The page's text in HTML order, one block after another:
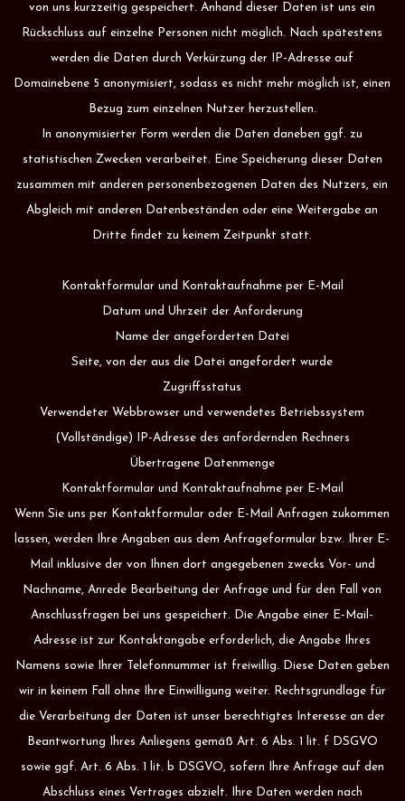
von uns kurzzeitig gespeichert. Anhand dieser Daten ist uns ein
Rückschluss auf einzelne Personen nicht möglich. Nach spätestens
werden die Daten durch Verkürzung der IP-Adresse auf
Domainebene 5 anonymisiert, sodass es nicht mehr möglich ist, einen
Bezug zum einzelnen Nutzer herzustellen.
In anonymisierter Form werden die Daten daneben ggf. zu
statistischen Zwecken verarbeitet. Eine Speicherung dieser Daten
zusammen mit anderen personenbezogenen Daten des Nutzers, ein
Abgleich mit anderen Datenbeständen oder eine Weitergabe an
Dritte findet zu keinem Zeitpunkt statt.
Kontaktformular und Kontaktaufnahme per E-Mail
Datum und Uhrzeit der Anforderung
Name der angeforderten Datei
Seite, von der aus die Datei angefordert wurde
Zugriffsstatus
Verwendeter Webbrowser und verwendetes Betriebssystem
(Vollständige) IP-Adresse des anfordernden Rechners
Übertragene Datenmenge
Kontaktformular und Kontaktaufnahme per E-Mail
Wenn Sie uns per Kontaktformular oder E-Mail Anfragen zukommen
lassen, werden Ihre Angaben aus dem Anfrageformular bzw. Ihrer E-
Mail inklusive der von Ihnen dort angegebenen zwecks Vor- und
Nachname, Anrede Bearbeitung der Anfrage und für den Fall von
Anschlussfragen bei uns gespeichert. Die Angabe einer E-Mail-
Adresse ist zur Kontaktangabe erforderlich, die Angabe Ihres
Namens sowie Ihrer Telefonnummer ist freiwillig. Diese Daten geben
wir in keinem Fall ohne Ihre Einwilligung weiter. Rechtsgrundlage für
die Verarbeitung der Daten ist unser berechtigtes Interesse an der
Beantwortung Ihres Anliegens gemäß Art. 6 Abs. 1 lit. f DSGVO
sowie ggf. Art. 6 Abs. 1 lit. b DSGVO, sofern Ihre Anfrage auf den
Abschluss eines Vertrages abzielt. Ihre Daten werden nach